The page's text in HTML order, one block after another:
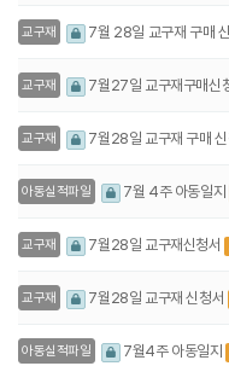
교구재 7월 28일 교구재 구매
교구재 7월27일 교구재구매신
교구재 7월28일 교구재 구매 신
아동실적파일 7월 4주 아동일지
교구재 7월28일 교구재신청서
교구재 7월28일 교구재 신청서
아동실적파일 7월4주 아동일지